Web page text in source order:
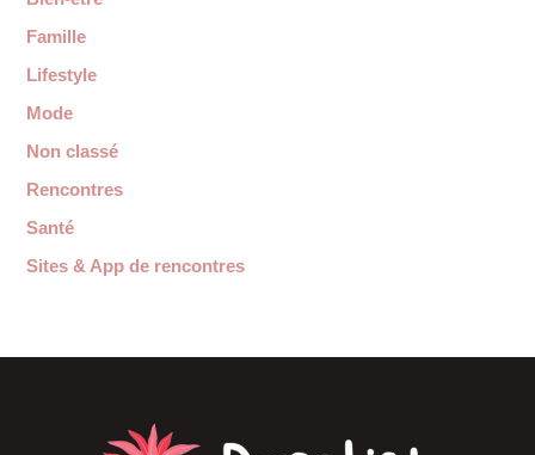
Famille
Lifestyle
Mode
Non classé
Rencontres
Santé
Sites & App de rencontres